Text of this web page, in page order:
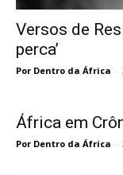
Versos de
perca’
Por Dentro da África -
África em
Por Dentro da África -